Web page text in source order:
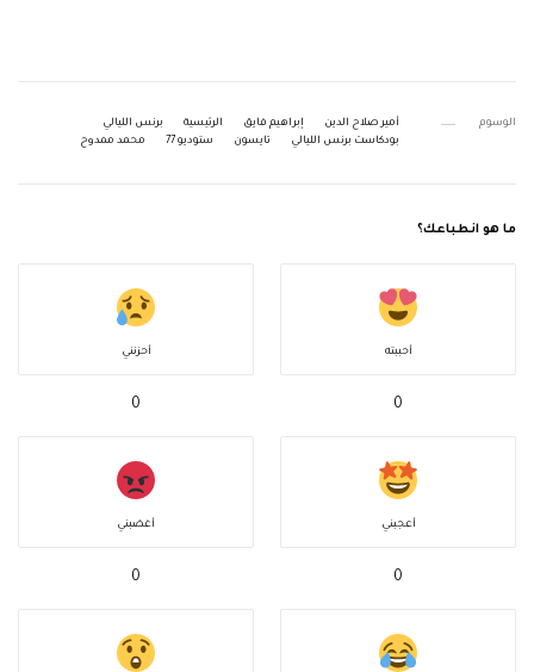
الوسوم أمير صلاح الدين إبراهيم فايق الرئيسية
برنس الليالي
بودكاست برنس الليالي
تايسون ستوديو 77 محمد ممدوح
ما هو انطباعك؟
أحببته
0
أحزنني
0
أعجبني
0
أغضبني
0